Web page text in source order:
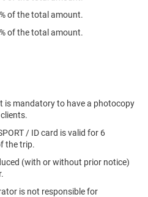
of the total amount.
of the total amount.
is mandatory to have a photocopy
/ ID card is valid for 6
the trip.
(with or without prior notice)
is not responsible for